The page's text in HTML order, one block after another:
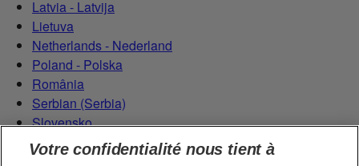
Latvia - Latvija
Lietuva
Netherlands - Nederland
Poland - Polska
România
Serbian (Serbia)
Slovensko
Slovenija
Switzerland (Schweiz)
Votre confidentialité nous tient à